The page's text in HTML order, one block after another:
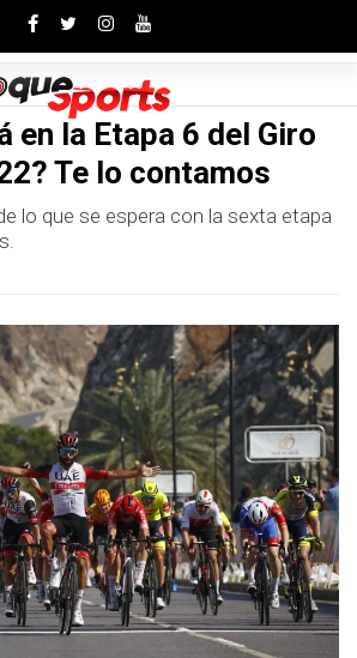
en la Etapa 6 del Giro
Te lo contamos
lo que se espera con la sexta etapa